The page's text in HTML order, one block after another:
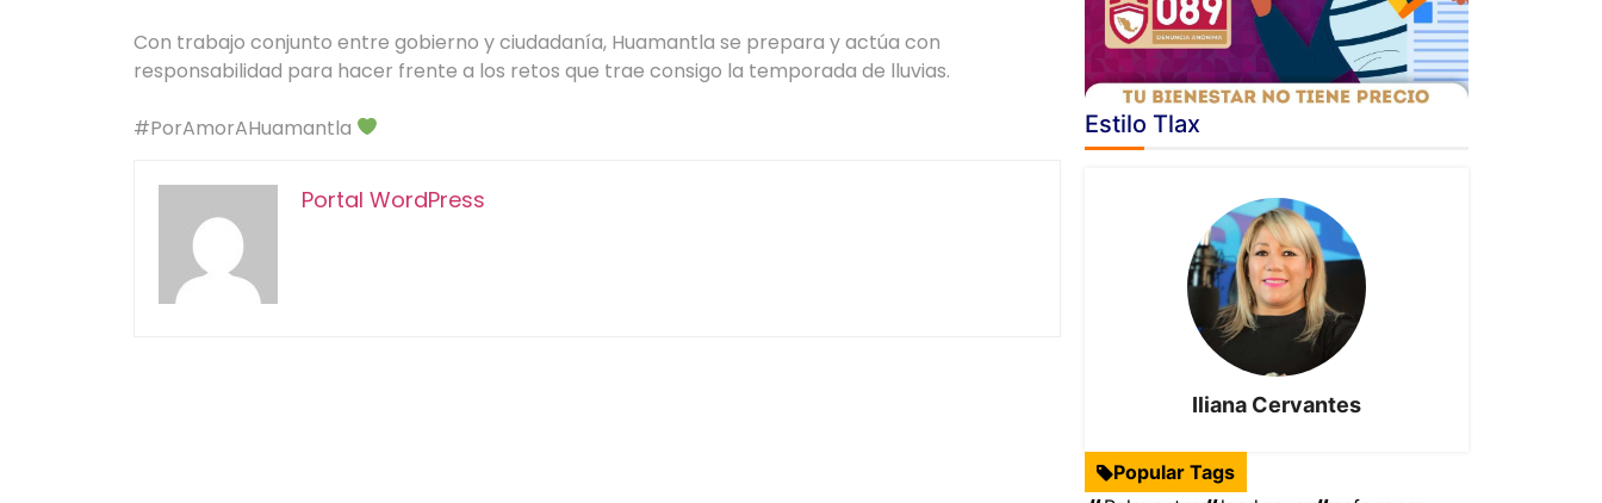
Con trabajo conjunto entre gobierno y ciudadanía, Huamantla se prepara y actúa con
responsabilidad para hacer frente a los retos que trae consigo la temporada de lluvias.
#PorAmorAHuamantla
Portal WordPress
Estilo Tlax
Iliana Cervantes
Popular Tags